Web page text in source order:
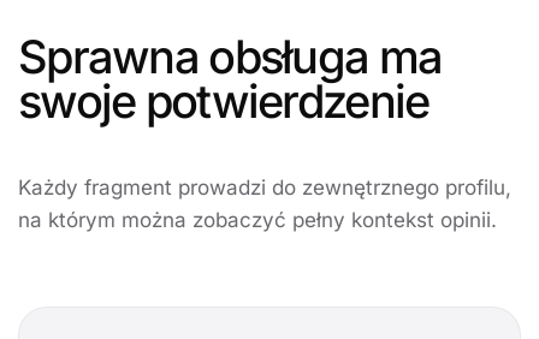
Sprawna obsługa ma
swoje potwierdzenie
Każdy fragment prowadzi do zewnętrznego profilu,
na którym można zobaczyć pełny kontekst opinii.